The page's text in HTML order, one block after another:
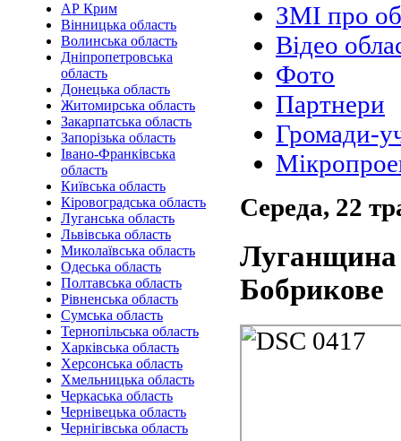
АР Крим
Вінницька область
Волинська область
Дніпропетровська
область
Донецька область
Житомирська область
Закарпатська область
Запорізька область
Івано-Франківська
область
Київська область
Кіровоградська область
Луганська область
Львівська область
Миколаївська область
Одеська область
Полтавська область
Рівненська область
Сумська область
Тернопільська область
Харківська область
Херсонська область
Хмельницька область
Черкаська область
Чернівецька область
Чернігівська область
ЗМІ про
Відео
Фото
Партнери
Громади-
Середа, 22
Луганщина
Бобрикове